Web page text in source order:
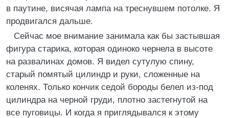
в паутине, висячая лампа на треснувшем потолке. Я
продвигался дальше.
Сейчас мое внимание занимала как бы застывшая
фигура старика, которая одиноко чернела в высоте
на развалинах домов. Я видел сутулую спину,
старый помятый цилиндр и руки, сложенные на
коленях. Только кончик седой бороды белел из-под
цилиндра на черной груди, плотно застегнутой на
все пуговицы. И когда я приглядывался к этому